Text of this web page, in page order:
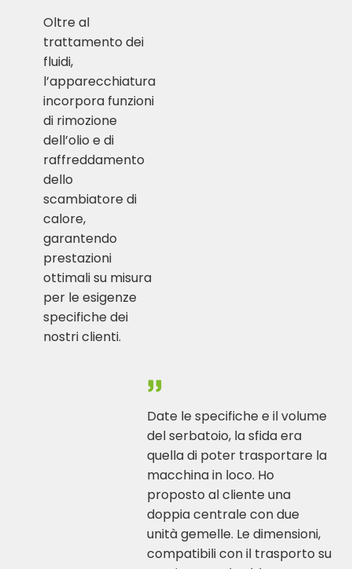
Oltre al
trattamento dei
fluidi,
l’apparecchiatura
incorpora funzioni
di rimozione
dell’olio e di
raffreddamento
dello
scambiatore di
calore,
garantendo
prestazioni
ottimali su misura
per le esigenze
specifiche dei
nostri clienti.
Date le specifiche e il volume
del serbatoio, la sfida era
quella di poter trasportare la
macchina in loco. Ho
proposto al cliente una
doppia centrale con due
unità gemelle. Le dimensioni,
compatibili con il trasporto su